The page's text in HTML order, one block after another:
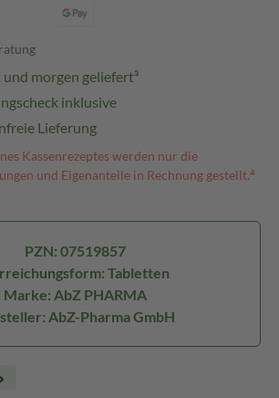
morgen geliefert³
inklusive
Lieferung
Kassenrezeptes werden nur die
und Eigenanteile in Rechnung gestellt.⁴
PZN: 07519857
Tabletten
Marke: AbZ PHARMA
AbZ-Pharma GmbH